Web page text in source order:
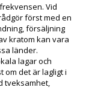
Vid
först med en
försäljning
kratom kan vara
länder.
lagar och
om det är lagligt i
tveksamhet,